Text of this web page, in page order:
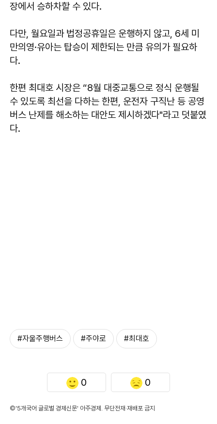
장에서 승하차할 수 있다.
다만, 월요일과 법정공휴일은 운행하지 않고, 6세 미
만의영·유아는 탑승이 제한되는 만큼 유의가 필요하
다.
한편 최대호 시장은 “8월 대중교통으로 정식 운행될
수 있도록 최선을 다하는 한편, 운전자 구직난 등 공영
버스 난제를 해소하는 대안도 제시하겠다"라고 덧붙였
다.
#자울주행버스 #주야로 #최대호
0 0
©'5개국어 글로벌 경제신문' 아주경제. 무단전재·재배포 금지